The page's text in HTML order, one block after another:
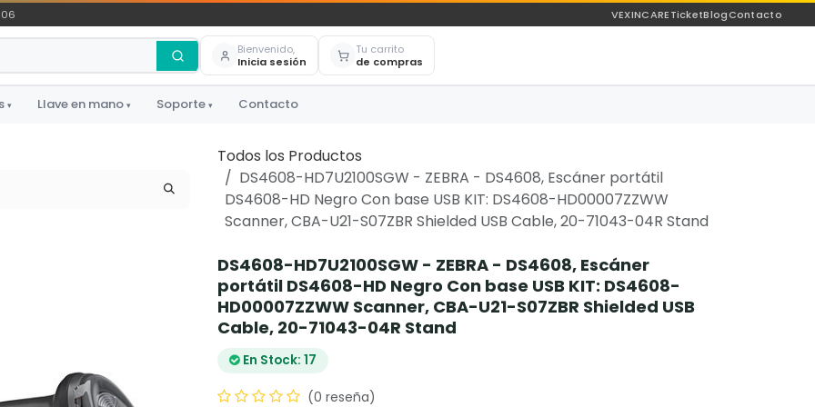
VEXINCARETicketBlogContacto
Bienvenido,
Inicia sesión
Tu carrito
de compras
▾ Llave en mano ▾ Soporte ▾ Contacto
Todos los Productos
DS4608-HD7U2100SGW - ZEBRA - DS4608, Escáner portátil
DS4608-HD Negro Con base USB KIT: DS4608-HD00007ZZWW
Scanner, CBA-U21-S07ZBR Shielded USB Cable, 20-71043-04R Stand
DS4608-HD7U2100SGW - ZEBRA - DS4608, Escáner
portátil DS4608-HD Negro Con base USB KIT: DS4608-
HD00007ZZWW Scanner, CBA-U21-S07ZBR Shielded USB
Cable, 20-71043-04R Stand
En Stock: 17
(0 reseña)